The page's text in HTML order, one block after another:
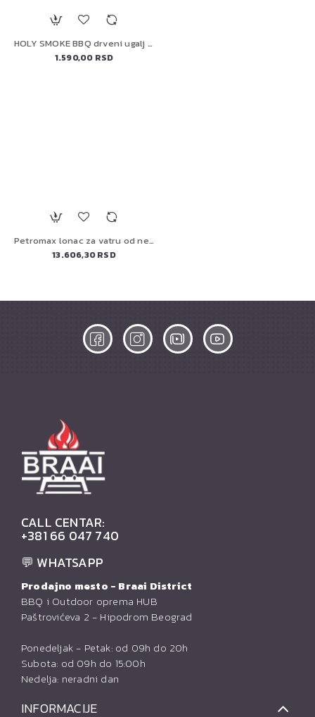
HOLY SMOKE BBQ drveni ugalj 5kg oak&apple/100% prirodan
1.590,00 RSD
Petromax lonac za vatru od nerđajućeg čelika
13.606,30 RSD
CALL CENTAR:
+381 66 047 740
💬 WHATSAPP
Prodajno mesto - Braai District
BBQ i Outdoor oprema HUB
Paštrovićeva 2 - Hipodrom Beograd
Ponedeljak - Petak: od 09h do 20h
Subota: od 09h do 15:00h
Nedelja: neradni dan
INFORMACIJE